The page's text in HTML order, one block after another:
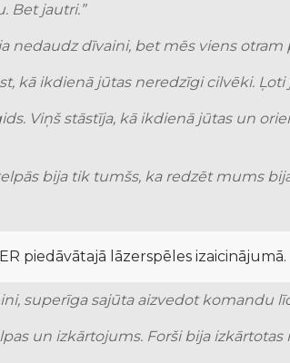
Bet jautri.”
nedaudz dīvaini, bet mēs viens otram
kā ikdienā jūtas neredzīgi cilvēki.
Viņš stāstīja, kā ikdienā jūtas un
bija tik tumšs, ka redzēt mums
piedāvātajā lāzerspēles izaicinājumā.
superīga sajūta aizvedot komandu
un izkārtojums. Forši bija izkārtotas